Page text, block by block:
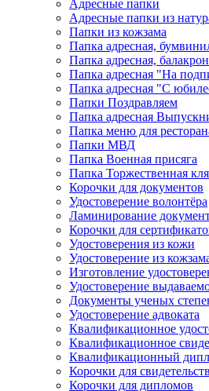
Адресные папки
Адресные папки из
Папки из кожзама
Папка адресная,
Папка адресная, балакрон
Папка адресная "На
Папка адресная "C
Папки Поздравляем
Папка адресная
Папка меню для
Папки МВД
Папка Военная присяга
Папка Торжественная
Корочки для документов
Удостоверение волонтёра
Ламинирование
Корочки для
Удостоверения из кожи
Удостоверение из
Изготовление
Удостоверение
Документы ученых
Удостоверение адвоката
Квалификационное
Квалификационное
Квалификационный
Корочки для свидетельств
Корочки для дипломов